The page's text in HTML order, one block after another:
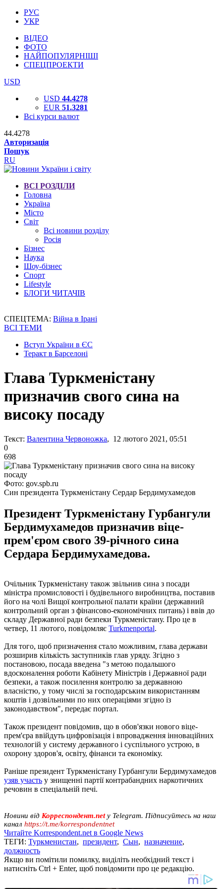
РУС
УКР
ВІДЕО
ФОТО
НАЙПОПУЛЯРНІШІ
СПЕЦПРОЕКТИ
USD
USD 44.4278
EUR 51.3281
Всі курси валют
44.4278
Авторизація
Пошук
RU
ВСІ РОЗДІЛИ
Головна
Україна
Місто
Світ
Всі новини розділу
Росія
Бізнес
Наука
Шоу-бізнес
Спорт
Lifestyle
БЛОГИ ЧИТАЧІВ
СПЕЦТЕМА: Війна в Ірані
ВСІ ТЕМИ
Вступ України в ЄС
Теракт в Барселоні
Глава Туркменістану
призначив свого сина на
високу посаду
Текст: Валентина Червоножка, 12 лютого 2021, 05:51
0
698
Фото: gov.spb.ru
Син президента Туркменістану Сердар Бердимухамедов
Президент Туркменістану Гурбангули
Бердимухамедов призначив віце-
прем'єром свого 39-річного сина
Сердара Бердимухамедова.
Очільник Туркменістану також звільнив сина з посади
міністра промисловості і будівельного виробництва, поставив
його на чолі Вищої контрольної палати країни (державний
контрольний орган з фінансово-економічних питань) і ввів до
складу Державної ради безпеки Туркменістану. Про це в
четвер, 11 лютого, повідомляє Turkmenportal.
Для того, щоб призначення стало можливим, глава держави
розширив кількість заступників глав уряду. Згідно з
постановою, посада введена "з метою подальшого
вдосконалення роботи Кабінету Міністрів і Державної ради
безпеки, а також посилення контролю за державною
власністю, у тому числі за господарським використанням
коштів і дозвільними по них операціями згідно із
законодавством", передає портал.
Також президент повідомив, що в обов'язки нового віце-
прем'єра ввійдуть цифровізація і впровадження інноваційних
технологій у систему державного і суспільного устрою, в
охорону здоров'я, освіту, фінанси та економіку.
Раніше президент Туркменістану Гурбангули Бердимухамедов
узяв участь у знищенні партії контрабандних наркотичних
речовин в спеціальній печі.
Новини від Корреспондент.netу Telegram. Підписуйтесь на наш
канал https://t.me/korrespondentnet
Читайте Korrespondent.net в Google News
ТЕГИ: Туркменистан, президент, Сын, назначение,
должность
Якщо ви помітили помилку, виділіть необхідний текст і
натисніть Ctrl + Enter, щоб повідомити про це редакцію.